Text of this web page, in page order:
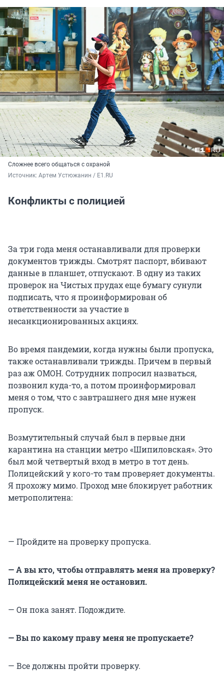
Сложнее всего общаться с охраной
Источник: Артем Устюжанин / E1.RU
Конфликты с полицией
За три года меня останавливали для проверки
документов трижды. Смотрят паспорт, вбивают
данные в планшет, отпускают. В одну из таких
проверок на Чистых прудах еще бумагу сунули
подписать, что я проинформирован об
ответственности за участие в
несанкционированных акциях.
Во время пандемии, когда нужны были пропуска,
также останавливали трижды. Причем в первый
раз аж ОМОН. Сотрудник попросил назваться,
позвонил куда-то, а потом проинформировал
меня о том, что с завтрашнего дня мне нужен
пропуск.
Возмутительный случай был в первые дни
карантина на станции метро «Шипиловская». Это
был мой четвертый вход в метро в тот день.
Полицейский у кого-то там проверяет документы.
Я прохожу мимо. Проход мне блокирует работник
метрополитена:
— Пройдите на проверку пропуска.
— А вы кто, чтобы отправлять меня на проверку?
Полицейский меня не остановил.
— Он пока занят. Подождите.
— Вы по какому праву меня не пропускаете?
— Все должны пройти проверку.